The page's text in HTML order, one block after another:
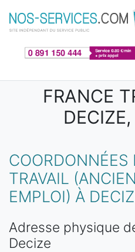
Aller au contenu principal
FRANCE
COORDONNÉES
TRAVAIL
EMPLOI) À
Adresse physique
Decize